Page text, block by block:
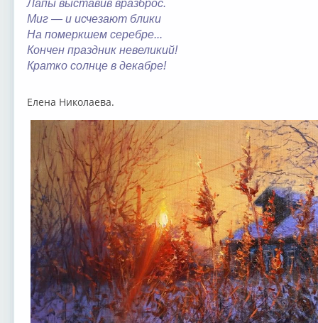
Лапы выставив вразброс.
Миг — и исчезают блики
На померкшем серебре...
Кончен праздник невеликий!
Кратко солнце в декабре!
Елена Николаева.